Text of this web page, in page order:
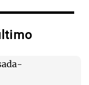
vial